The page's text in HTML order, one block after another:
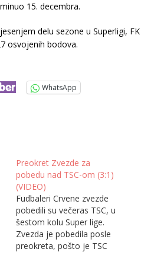
15. decembra.
delu sezone u Superligi, FK
osvojenih bodova.
WhatsApp
Preokret Zvezde za
pobedu nad TSC-om (3:1)
(VIDEO)
Fudbaleri Crvene zvezde
pobedili su večeras TSC, u
šestom kolu Super lige.
Zvezda je pobedila posle
preokreta, pošto je TSC